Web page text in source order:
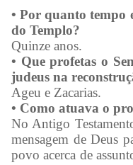
• Por quanto tempo
do Templo?
Quinze anos.
• Que profetas o
judeus na
Ageu e Zacarias.
• Como atuava o
No Antigo
mensagem de Deus
povo acerca de